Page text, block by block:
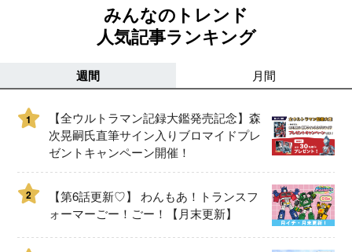
みんなのトレンド
人気記事ランキング
週間 月間
1
【全ウルトラマン記録大鑑発売記念】森
次晃嗣氏直筆サイン入りブロマイドプレ
ゼントキャンペーン開催！
2
【第6話更新♡】 わんもあ！トランスフ
ォーマーごー！ごー！【月末更新】